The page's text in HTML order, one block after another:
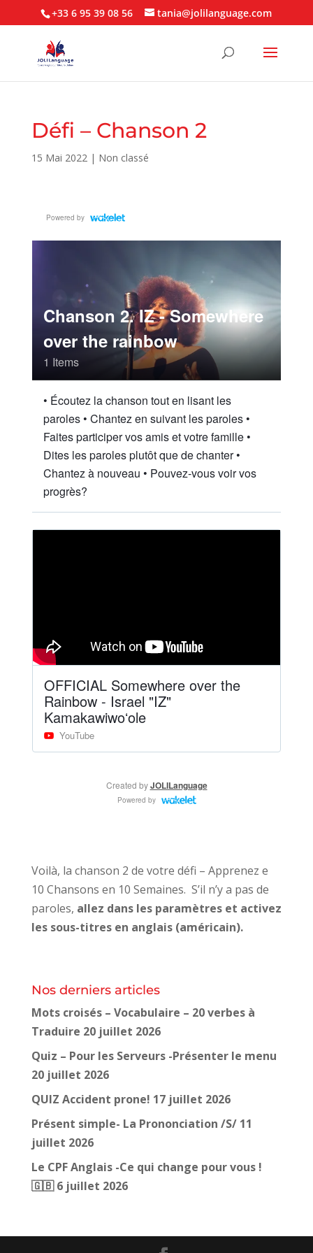
+33 6 95 39 08 56 tania@jolilanguage.com
Défi – Chanson 2
15 Mai 2022| Non classé
Voilà, la chanson 2 de votre défi – Apprenez e
10 Chansons en 10 Semaines. S’il n’y a pas de
paroles, allez dans les paramètres et activez
les sous-titres en anglais (américain).
Nos derniers articles
Mots croisés – Vocabulaire – 20 verbes à
Traduire 20 juillet 2026
Quiz – Pour les Serveurs -Présenter le menu
20 juillet 2026
QUIZ Accident prone! 17 juillet 2026
Présent simple- La Prononciation /S/ 11
juillet 2026
Le CPF Anglais -Ce qui change pour vous !
🇬🇧 6 juillet 2026